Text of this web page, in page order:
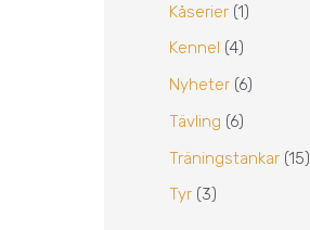
Kåserier (1)
Kennel (4)
Nyheter (6)
Tävling (6)
Träningstankar (15)
Tyr (3)